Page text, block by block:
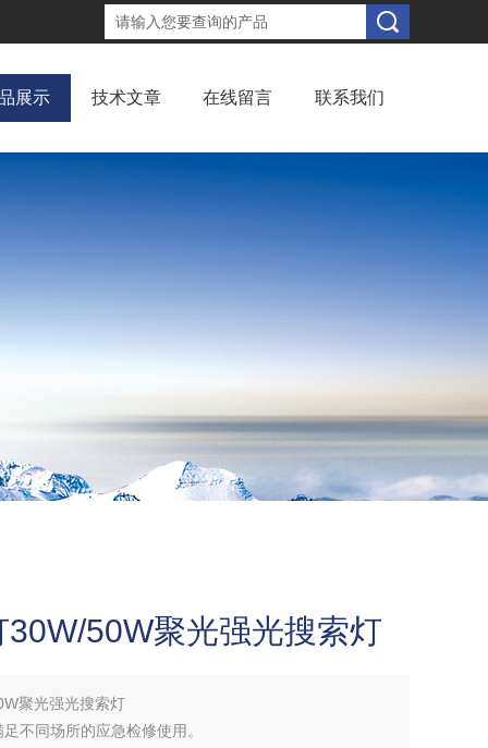
展示 技术文章 在线留言 联系我们
50W聚光强光搜索灯
聚光强光搜索灯
不同场所的应急检修使用。